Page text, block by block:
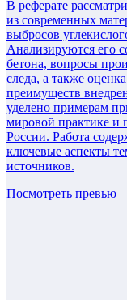
В реферате
из современных
выбросов
Анализируются его
бетона, вопросы
следа, а также
преимуществ
уделено примерам
мировой практике и
России. Работа
ключевые аспекты
источников.
Посмотреть превью